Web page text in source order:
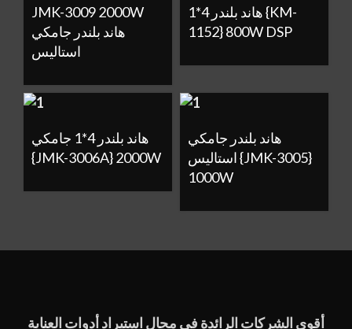
JMK-3009 2000W
هاند بلندر جامكي
استاليس
هاند بلندر 4*1 {KM-
1152} 800W DSP
هاند بلندر 4*1 جامكي
{JMK-3006A} 2000W
هاند بلندر جامكي
استاليس {JMK-3005}
1000W
أقوى الشركات الرائدة في مجال استيراد أدوات العناية